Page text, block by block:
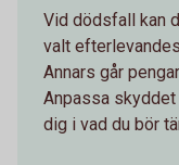
Vid dödsfall kan
valt
Annars går
Anpassa
dig i vad du bör